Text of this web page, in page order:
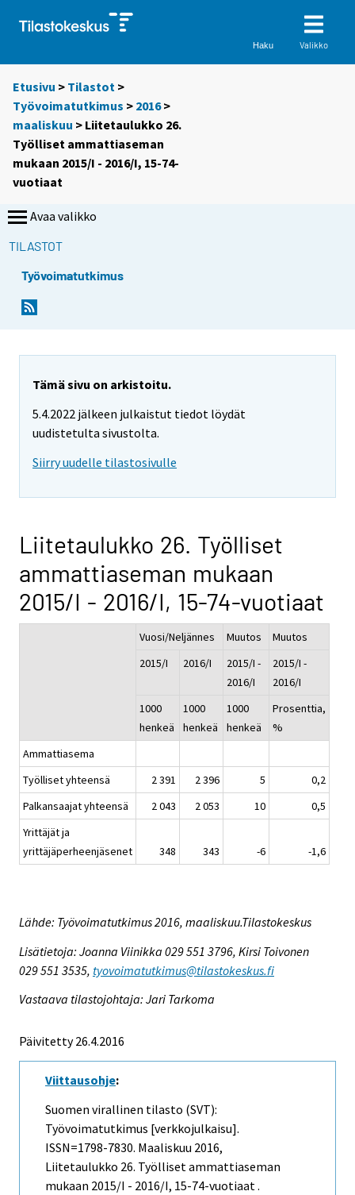
Haku Valikko
Etusivu > Tilastot >
Työvoimatutkimus > 2016>
maaliskuu > Liitetaulukko 26.
Työlliset ammattiaseman
mukaan 2015/I - 2016/I, 15-74-
vuotiaat
Avaa valikko
TILASTOT
Työvoimatutkimus
Tämä sivu on arkistoitu.
5.4.2022 jälkeen julkaistut tiedot löydät
uudistetulta sivustolta.
Siirry uudelle tilastosivulle
Liitetaulukko 26. Työlliset
ammattiaseman mukaan
2015/I - 2016/I, 15-74-vuotiaat
Vuosi/Neljännes Muutos
Muutos
2015/I
2016/I
2015/I -
2016/I
2015/I -
2016/I
1000
henkeä
1000
henkeä
1000
henkeä
Prosenttia,
%
Ammattiasema
Työlliset yhteensä
2 391 2 396 5
0,2
Palkansaajat yhteensä
2 043 2 053 10
0,5
Yrittäjät ja
yrittäjäperheenjäsenet
348 343 -6 -1,6
Lähde: Työvoimatutkimus 2016, maaliskuu.Tilastokeskus
Lisätietoja: Joanna Viinikka 029 551 3796, Kirsi Toivonen
029 551 3535, tyovoimatutkimus@tilastokeskus.fi
Vastaava tilastojohtaja: Jari Tarkoma
Päivitetty 26.4.2016
Viittausohje:
Suomen virallinen tilasto (SVT):
Työvoimatutkimus [verkkojulkaisu].
ISSN=1798-7830. Maaliskuu 2016,
Liitetaulukko 26. Työlliset ammattiaseman
mukaan 2015/I - 2016/I, 15-74-vuotiaat .